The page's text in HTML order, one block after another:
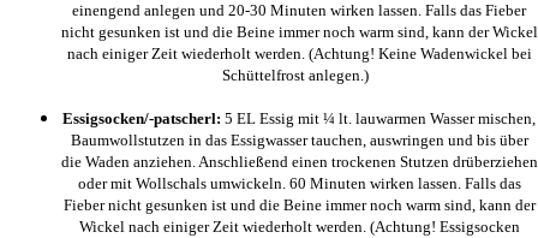
einengend anlegen und 20-30 Minuten wirken lassen. Falls das Fieber
nicht gesunken ist und die Beine immer noch warm sind, kann der Wickel
nach einiger Zeit wiederholt werden. (Achtung! Keine Wadenwickel bei
Schüttelfrost anlegen.)
Essigsocken/-patscherl: 5 EL Essig mit ¼ lt. lauwarmen Wasser mischen,
Baumwollstutzen in das Essigwasser tauchen, auswringen und bis über
die Waden anziehen. Anschließend einen trockenen Stutzen drüberziehen
oder mit Wollschals umwickeln. 60 Minuten wirken lassen. Falls das
Fieber nicht gesunken ist und die Beine immer noch warm sind, kann der
Wickel nach einiger Zeit wiederholt werden. (Achtung! Essigsocken